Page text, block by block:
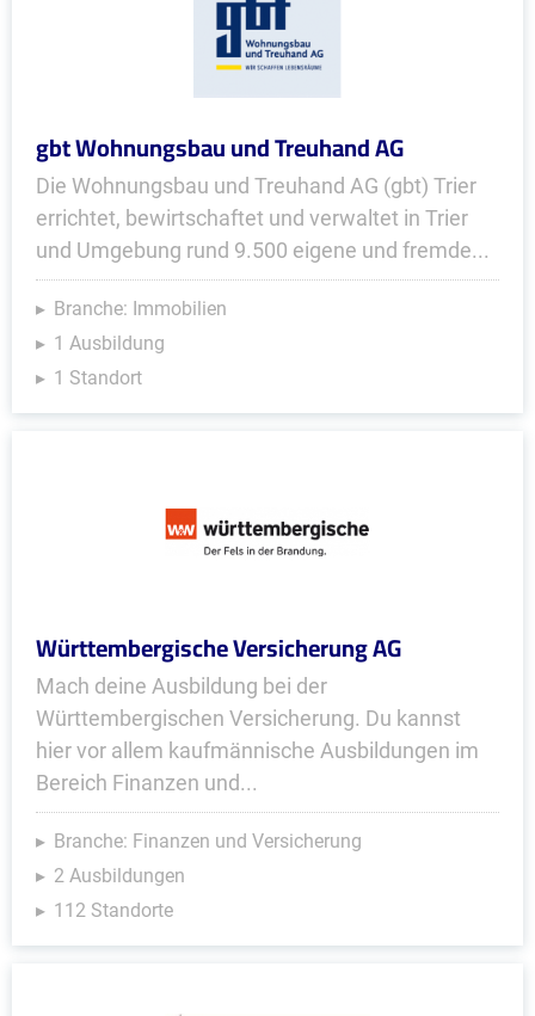
gbt Wohnungsbau und Treuhand AG
Die Wohnungsbau und Treuhand AG (gbt) Trier
errichtet, bewirtschaftet und verwaltet in Trier
und Umgebung rund 9.500 eigene und fremde...
Branche: Immobilien
1 Ausbildung
1 Standort
Württembergische Versicherung AG
Mach deine Ausbildung bei der
Württembergischen Versicherung. Du kannst
hier vor allem kaufmännische Ausbildungen im
Bereich Finanzen und...
Branche: Finanzen und Versicherung
2 Ausbildungen
112 Standorte